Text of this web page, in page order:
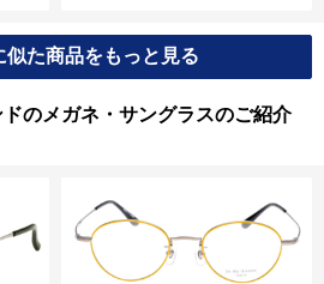
似た商品をもっと見る
のメガネ・サングラスのご紹介